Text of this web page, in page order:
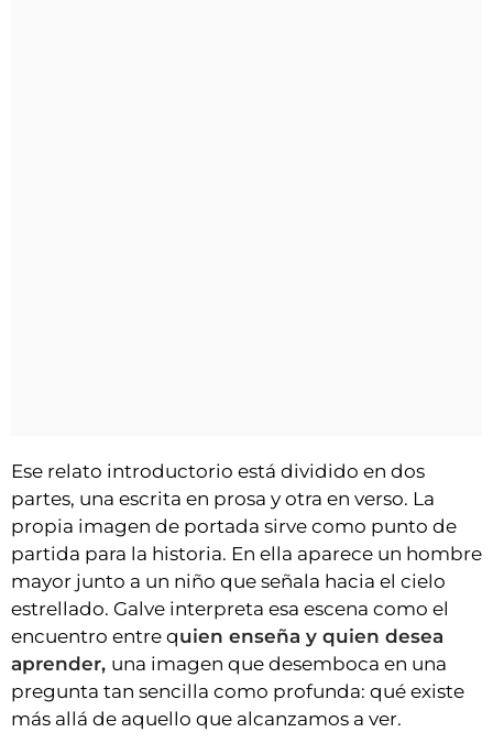
Ese relato introductorio está dividido en dos
partes, una escrita en prosa y otra en verso. La
propia imagen de portada sirve como punto de
partida para la historia. En ella aparece un hombre
mayor junto a un niño que señala hacia el cielo
estrellado. Galve interpreta esa escena como el
encuentro entre quien enseña y quien desea
aprender, una imagen que desemboca en una
pregunta tan sencilla como profunda: qué existe
más allá de aquello que alcanzamos a ver.